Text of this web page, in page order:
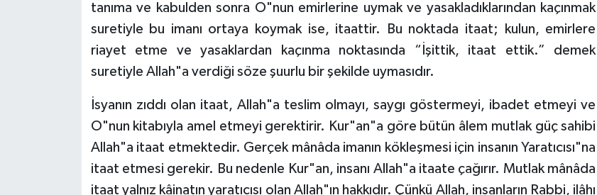
tanıma ve kabulden sonra O"nun emirlerine uymak ve yasakladıklarından kaçınmak
suretiyle bu imanı ortaya koymak ise, itaattir. Bu noktada itaat; kulun, emirlere
riayet etme ve yasaklardan kaçınma noktasında “İşittik, itaat ettik.” demek
suretiyle Allah"a verdiği söze şuurlu bir şekilde uymasıdır.
İsyanın zıddı olan itaat, Allah"a teslim olmayı, saygı göstermeyi, ibadet etmeyi ve
O"nun kitabıyla amel etmeyi gerektirir. Kur"an"a göre bütün âlem mutlak güç sahibi
Allah"a itaat etmektedir. Gerçek mânâda imanın kökleşmesi için insanın Yaratıcısı"na
itaat etmesi gerekir. Bu nedenle Kur"an, insanı Allah"a itaate çağırır. Mutlak mânâda
itaat yalnız kâinatın yaratıcısı olan Allah"ın hakkıdır. Çünkü Allah, insanların Rabbi, ilâhı
Muğla Müftülüğü
Nevşehir Müftülüğü
Niğde Müftülüğü
Ordu Müftülüğü